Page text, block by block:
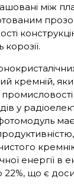
між
кремній,
у
енергії в
22%, що є